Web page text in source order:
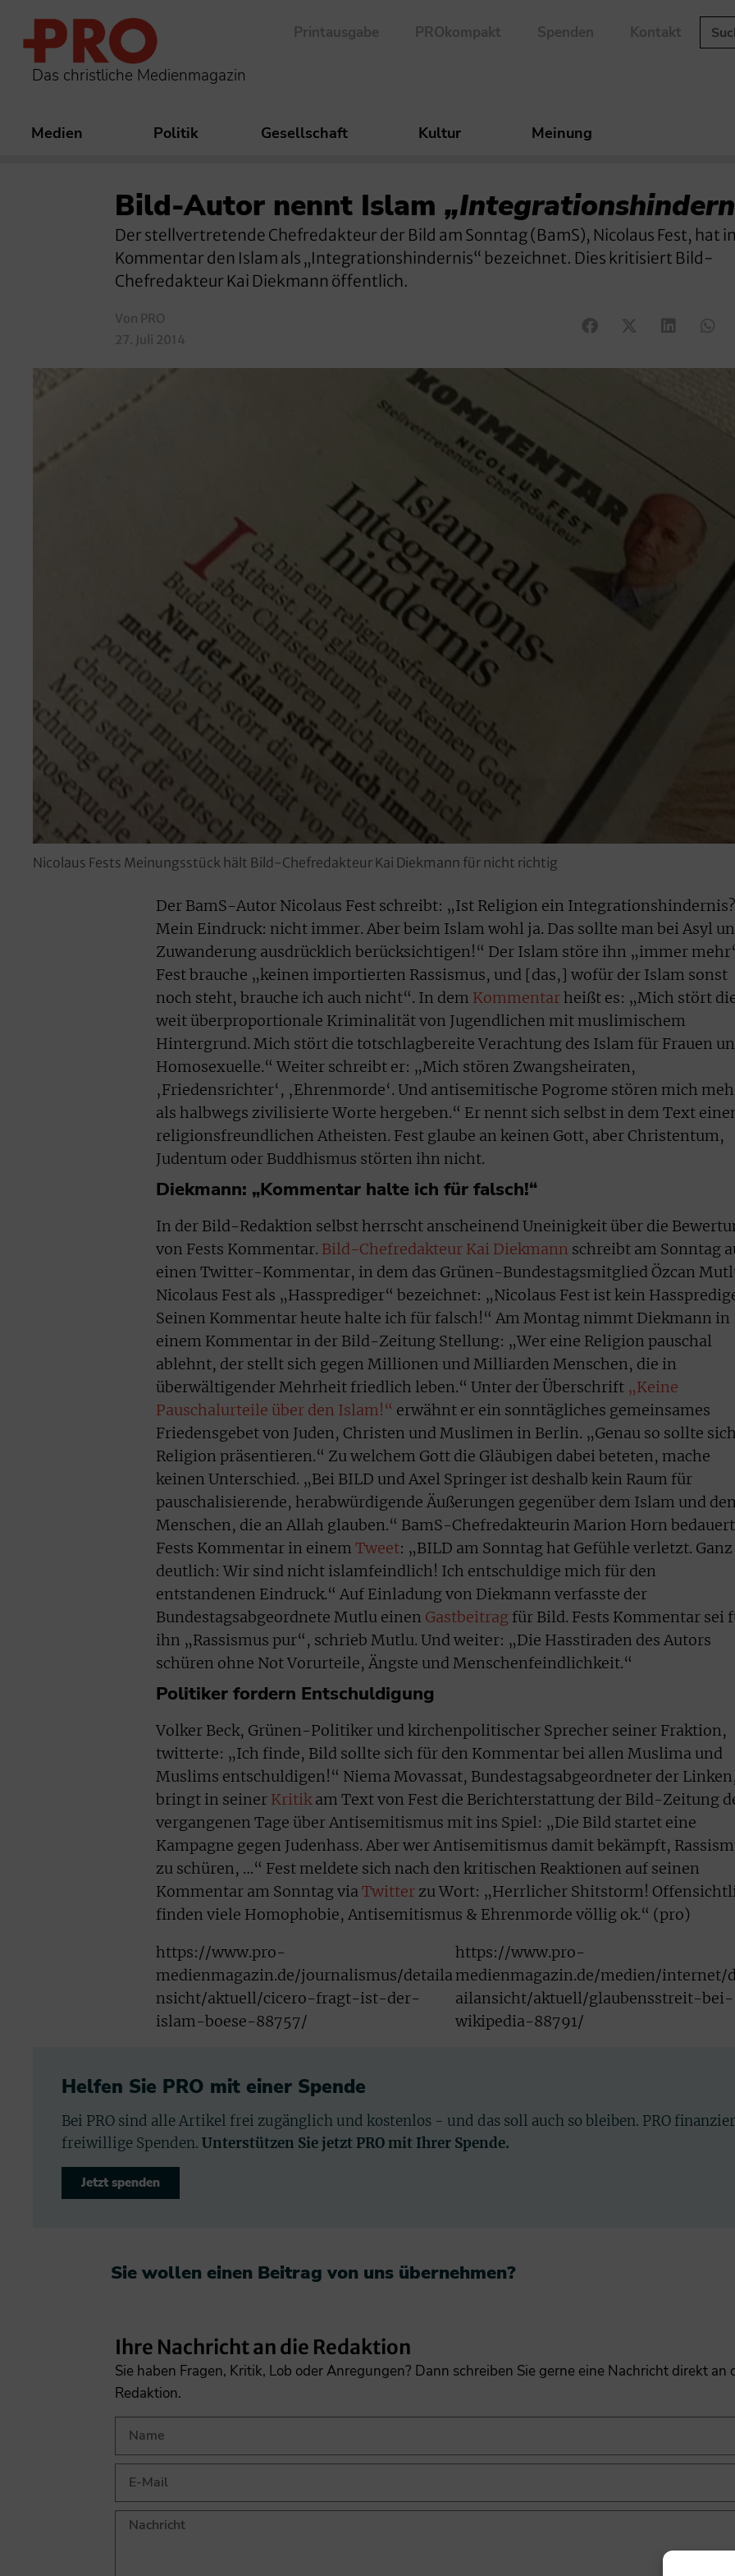
Das christliche Medienmagazin
Printausgabe PROkompakt Spenden Kontakt
Medien Politik Gesellschaft Kultur Meinung
Bild-Autor nennt Islam
Der stellvertretende Chefredakteur der Bild am Sonntag (BamS), Nicolaus Fest, hat
Kommentar den Islam als „Integrationshindernis“ bezeichnet. Dies kritisiert Bild-
Chefredakteur Kai Diekmann öffentlich.
Von PRO
27. Juli 2014
Nicolaus Fests Meinungsstück hält Bild-Chefredakteur Kai Diekmann für nicht richtig
Der BamS-Autor Nicolaus Fest schreibt: „Ist Religion ein Integrationshindernis?
Mein Eindruck: nicht immer. Aber beim Islam wohl ja. Das sollte man bei Asyl
Zuwanderung ausdrücklich berücksichtigen!“ Der Islam störe ihn „immer
Fest brauche „keinen importierten Rassismus, und [das,] wofür der Islam sonst
noch steht, brauche ich auch nicht“. In dem Kommentarheißt es: „Mich stört
weit überproportionale Kriminalität von Jugendlichen mit muslimischem
Hintergrund. Mich stört die totschlagbereite Verachtung des Islam für Frauen
Homosexuelle.“ Weiter schreibt er: „Mich stören Zwangsheiraten,
‚Friedensrichter‘, ‚Ehrenmorde‘. Und antisemitische Pogrome stören mich
als halbwegs zivilisierte Worte hergeben.“ Er nennt sich selbst in dem Text
religionsfreundlichen Atheisten. Fest glaube an keinen Gott, aber Christentum,
Judentum oder Buddhismus störten ihn nicht.
Diekmann: „Kommentar halte ich für falsch!“
In der Bild-Redaktion selbst herrscht anscheinend Uneinigkeit über die
von Fests Kommentar. Bild-Chefredakteur Kai Diekmann schreibt am Sonntag
einen Twitter-Kommentar, in dem das Grünen-Bundestagsmitglied Özcan
Nicolaus Fest als „Hassprediger“ bezeichnet: „Nicolaus Fest ist kein
Seinen Kommentar heute halte ich für falsch!“ Am Montag nimmt Diekmann in
einem Kommentar in der Bild-Zeitung Stellung: „Wer eine Religion pauschal
ablehnt, der stellt sich gegen Millionen und Milliarden Menschen, die in
überwältigender Mehrheit friedlich leben.“ Unter der Überschrift „Keine
Pauschalurteile über den Islam!“ erwähnt er ein sonntägliches gemeinsames
Friedensgebet von Juden, Christen und Muslimen in Berlin. „Genau so sollte sich
Religion präsentieren.“ Zu welchem Gott die Gläubigen dabei beteten, mache
keinen Unterschied. „Bei BILD und Axel Springer ist deshalb kein Raum für
pauschalisierende, herabwürdigende Äußerungen gegenüber dem Islam und den
Menschen, die an Allah glauben.“ BamS-Chefredakteurin Marion Horn
Fests Kommentar in einem Tweet: „BILD am Sonntag hat Gefühle verletzt. Ganz
deutlich: Wir sind nicht islamfeindlich! Ich entschuldige mich für den
entstandenen Eindruck.“ Auf Einladung von Diekmann verfasste der
Bundestagsabgeordnete Mutlu einen Gastbeitrag für Bild. Fests Kommentar sei
ihn „Rassismus pur“, schrieb Mutlu. Und weiter: „Die Hasstiraden des Autors
schüren ohne Not Vorurteile, Ängste und Menschenfeindlichkeit.“
Politiker fordern Entschuldigung
Volker Beck, Grünen-Politiker und kirchenpolitischer Sprecher seiner Fraktion,
twitterte: „Ich finde, Bild sollte sich für den Kommentar bei allen Muslima und
Muslims entschuldigen!“ Niema Movassat, Bundestagsabgeordneter der
bringt in seiner Kritikam Text von Fest die Berichterstattung der Bild-Zeitung
vergangenen Tage über Antisemitismus mit ins Spiel: „Die Bild startet eine
Kampagne gegen Judenhass. Aber wer Antisemitismus damit bekämpft,
zu schüren, …“ Fest meldete sich nach den kritischen Reaktionen auf seinen
Kommentar am Sonntag viaTwitter zu Wort: „Herrlicher Shitstorm!
finden viele Homophobie, Antisemitismus & Ehrenmorde völlig ok.“ (pro)
https://www.pro-
medienmagazin.de/journalismus/detaila
nsicht/aktuell/cicero-fragt-ist-der-
islam-boese-88757/
https://www.pro-
medienmagazin.de/medien/internet/
ailansicht/aktuell/glaubensstreit-bei-
wikipedia-88791/
Helfen Sie PRO mit einer Spende
Bei PRO sind alle Artikel frei zugänglich und kostenlos - und das soll auch so bleiben. PRO
freiwillige Spenden. Unterstützen Sie jetzt PRO mit Ihrer Spende.
Jetzt spenden
Sie wollen einen Beitrag von uns übernehmen?​
Ihre Nachricht an die Redaktion
Sie haben Fragen, Kritik, Lob oder Anregungen? Dann schreiben Sie gerne eine Nachricht direkt an
Redaktion.